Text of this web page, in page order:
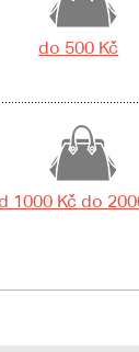
do 500 Kč
1000 Kč do